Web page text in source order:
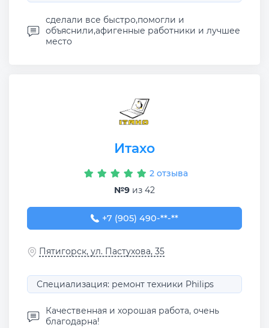
сделали все быстро,помогли и
объяснили,афигенные работники и лучшее
место
Итахо
2 отзыва
№9 из 42
+7 (905) 490-00-11
+7 (905) 490-**-**
Пятигорск, ул. Пастухова, 35
Специализация: ремонт техники Philips
Качественная и хорошая работа, очень
благодарна!